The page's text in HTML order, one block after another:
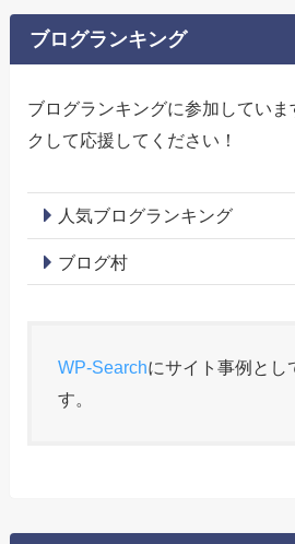
ブログランキング
ブログランキングに参加してい
クして応援してください！
人気ブログランキング
ブログ村
WP-Searchにサイト事例とし
す。